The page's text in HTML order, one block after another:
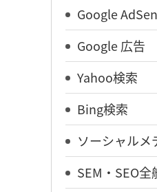
Google
Google 広告
Yahoo検索
Bing検索
ソーシャルメ
SEM・SEO全